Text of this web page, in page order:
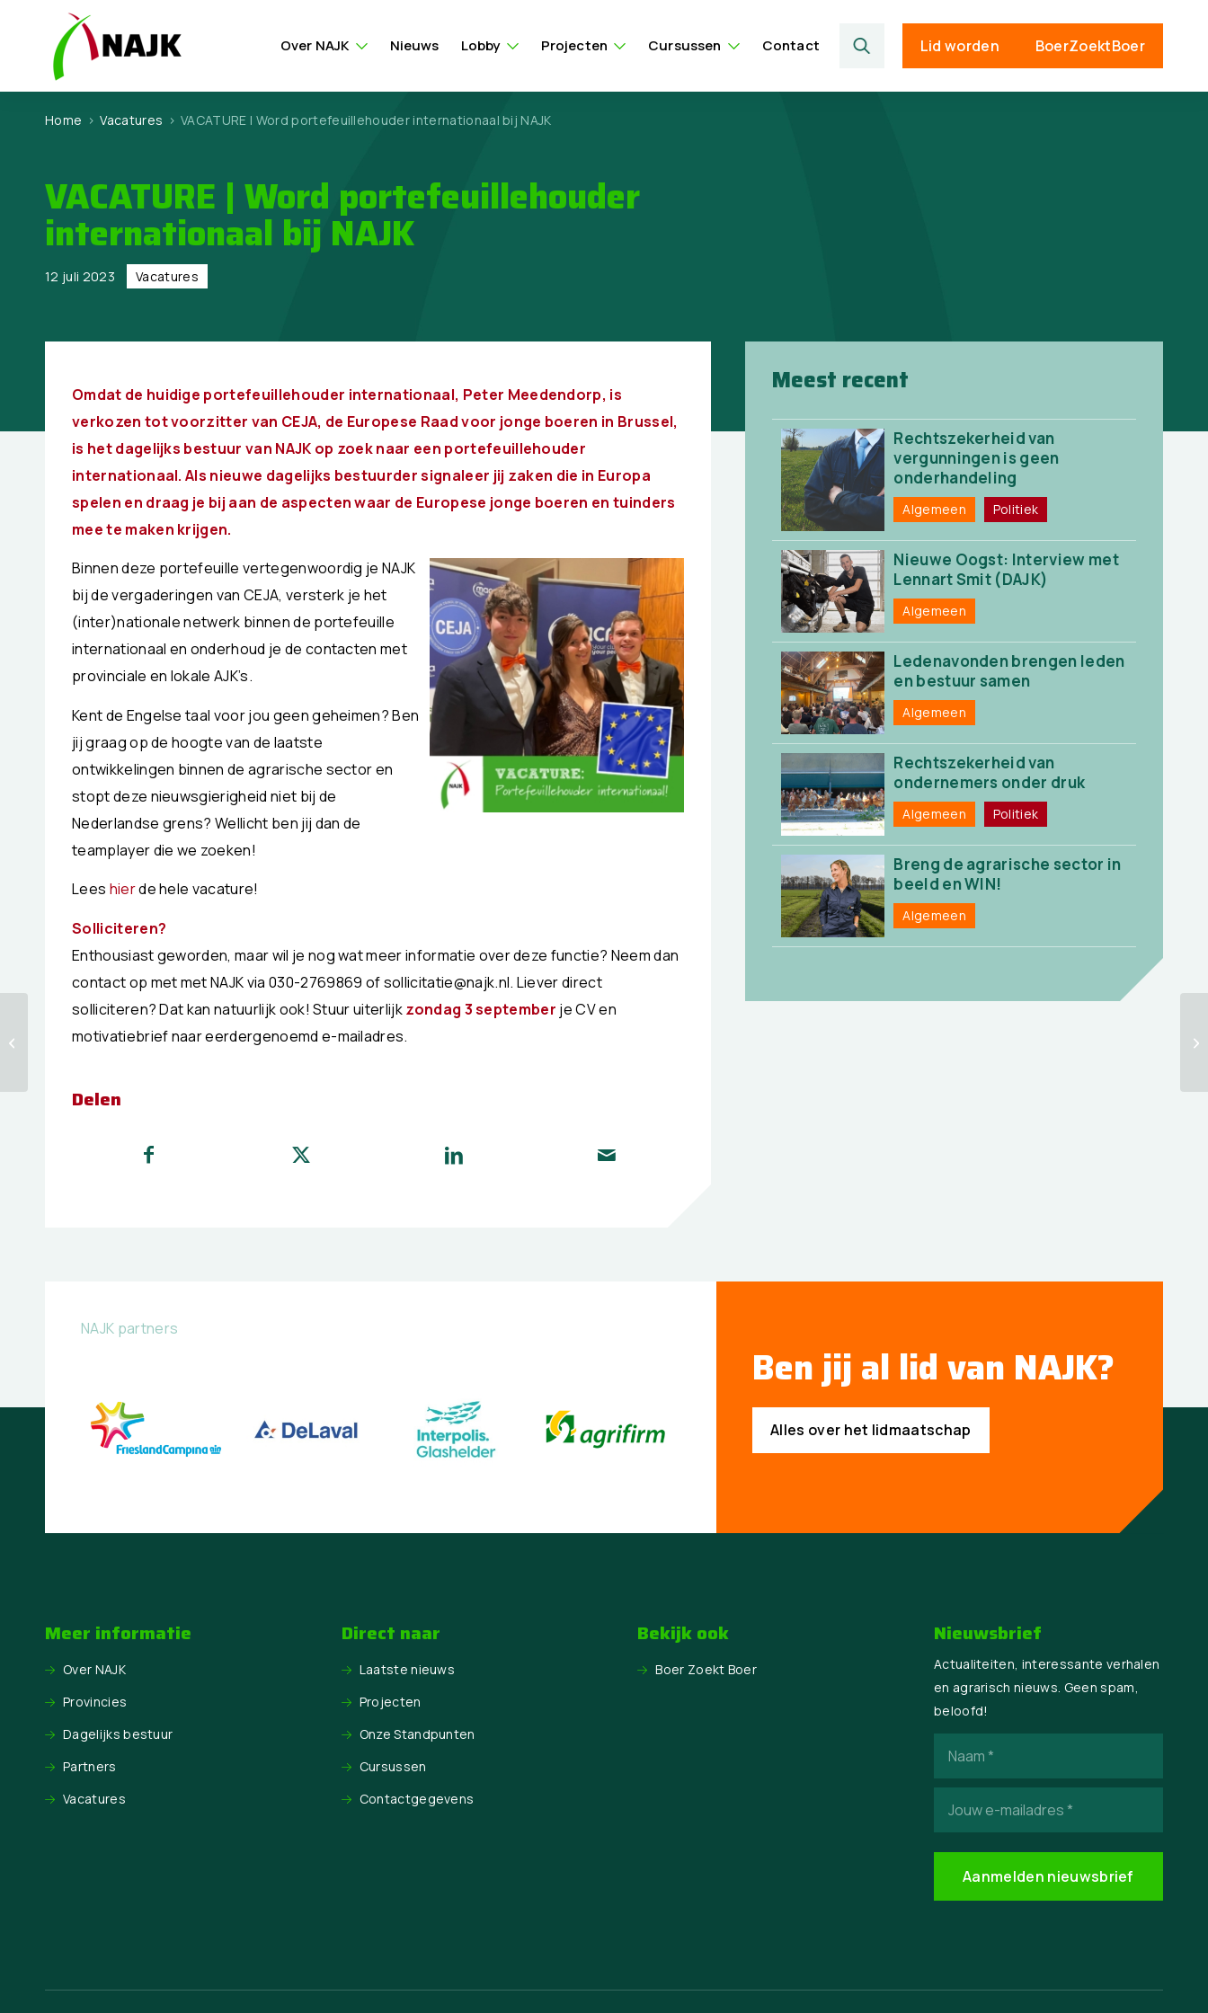
Over NAJK Nieuws Lobby Projecten Cursussen Contact Lid worden BoerZoektBoer
Home > Vacatures > VACATURE | Word portefeuillehouder internationaal bij NAJK
VACATURE | Word portefeuillehouder
internationaal bij NAJK
12 juli 2023 Vacatures
Omdat de huidige portefeuillehouder internationaal, Peter Meedendorp, is
verkozen tot voorzitter van CEJA, de Europese Raad voor jonge boeren in Brussel,
is het dagelijks bestuur van NAJK op zoek naar een portefeuillehouder
internationaal. Als nieuwe dagelijks bestuurder signaleer jij zaken die in Europa
spelen en draag je bij aan de aspecten waar de Europese jonge boeren en tuinders
mee te maken krijgen.
Binnen deze portefeuille vertegenwoordig je NAJK
bij de vergaderingen van CEJA, versterk je het
(inter)nationale netwerk binnen de portefeuille
internationaal en onderhoud je de contacten met
provinciale en lokale AJK’s.
Kent de Engelse taal voor jou geen geheimen? Ben
jij graag op de hoogte van de laatste
ontwikkelingen binnen de agrarische sector en
stopt deze nieuwsgierigheid niet bij de
Nederlandse grens? Wellicht ben jij dan de
teamplayer die we zoeken!
Lees hierde hele vacature!
Solliciteren?
Enthousiast geworden, maar wil je nog wat meer informatie over deze functie? Neem dan
contact op met met NAJK via 030-2769869 of sollicitatie@najk.nl. Liever direct
solliciteren? Dat kan natuurlijk ook! Stuur uiterlijkzondag 3 september je CV en
motivatiebrief naar eerdergenoemd e-mailadres.
Delen
Meest recent
Rechtszekerheid van
vergunningen is geen
onderhandeling
Algemeen Politiek
Nieuwe Oogst: Interview met
Lennart Smit (DAJK)
Algemeen
Ledenavonden brengen leden
en bestuur samen
Algemeen
Rechtszekerheid van
ondernemers onder druk
Algemeen Politiek
Breng de agrarische sector in
beeld en WIN!
Algemeen
NAJK partners
Ben jij al lid van NAJK?
Alles over het lidmaatschap
Meer informatie
Over NAJK
Provincies
Dagelijks bestuur
Partners
Vacatures
Direct naar
Laatste nieuws
Projecten
Onze Standpunten
Cursussen
Contactgegevens
Bekijk ook
Boer Zoekt Boer
Nieuwsbrief
Actualiteiten, interessante verhalen
en agrarisch nieuws. Geen spam,
beloofd!
tuinders hebben snel